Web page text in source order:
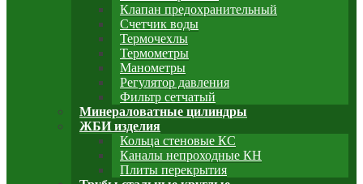
Клапан предохранительный
Счетчик воды
Термочехлы
Термометры
Манометры
Регулятор давления
Фильтр сетчатый
Минераловатные цилиндры
ЖБИ изделия
Кольца стеновые КС
Каналы непроходные КН
Плиты перекрытия